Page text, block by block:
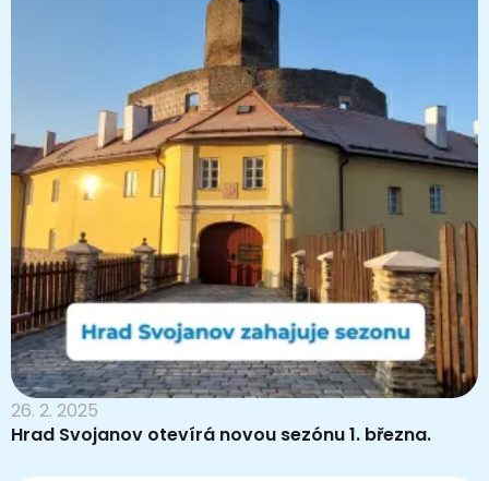
26. 2. 2025
Hrad Svojanov otevírá novou sezónu 1. března.